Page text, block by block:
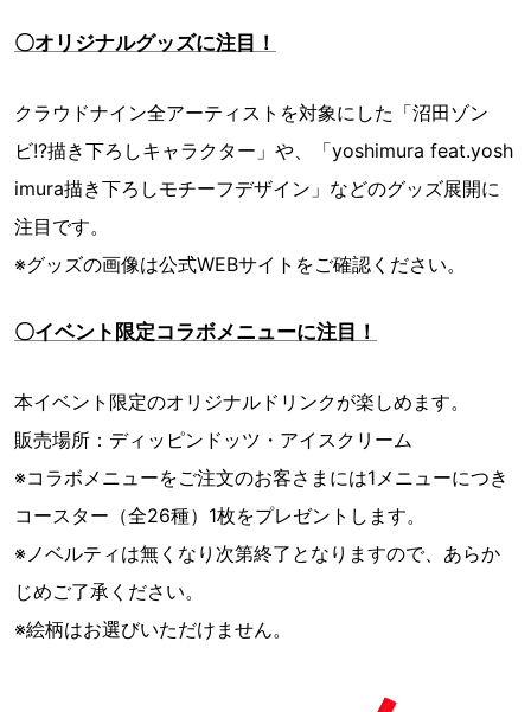
〇オリジナルグッズに注目！
クラウドナイン全アーティストを対象にした「沼田ゾン
ビ!?描き下ろしキャラクター」や、「yoshimura feat.yosh
imura描き下ろしモチーフデザイン」などのグッズ展開に
注目です。
※グッズの画像は公式WEBサイトをご確認ください。
〇イベント限定コラボメニューに注目！
本イベント限定のオリジナルドリンクが楽しめます。
販売場所：ディッピンドッツ・アイスクリーム
※コラボメニューをご注文のお客さまには1メニューにつき
コースター（全26種）1枚をプレゼントします。
※ノベルティは無くなり次第終了となりますので、あらか
じめご了承ください。
※絵柄はお選びいただけません。